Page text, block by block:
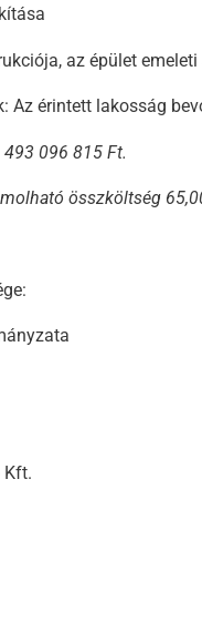
az épület
Az érintett lakosság
096 815 Ft.
összköltség
Kft.